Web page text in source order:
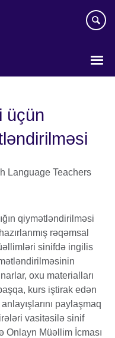
üçün
qiymətləndirilməsi
rəqəmsal
sinifdə ingilis
oxu materialları
kurs iştirak edən
paylaşmaq
vasitəsilə sinif
Onlayn Müəllim İcması